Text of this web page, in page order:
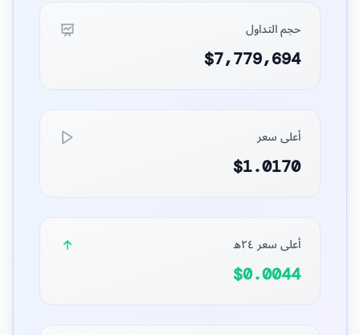
حجم التداول
$7,779,694
أعلى سعر
$1.0170
أعلى سعر ٢٤ه
$0.0044